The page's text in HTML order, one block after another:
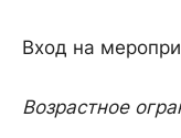
Вход на
Возрастное